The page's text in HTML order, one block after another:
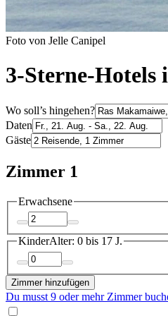
Foto von Jelle Canipel
3-Sterne-Hotels
Wo soll’s hingehen?
Daten
Gäste
Zimmer 1
Erwachsene
KinderAlter: 0 bis 17 J.
Zimmer hinzufügen
Du musst 9 oder mehr Zimmer